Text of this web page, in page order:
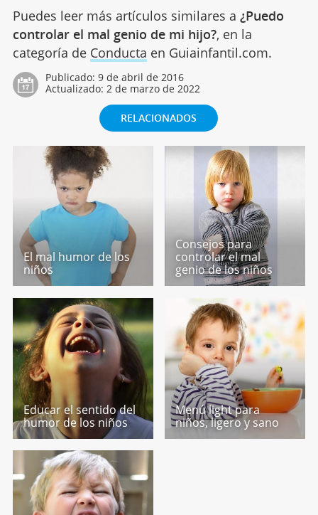
Puedes leer más artículos similares a ¿Puedo
controlar el mal genio de mi hijo?, en la
categoría de Conducta en Guiainfantil.com.
Publicado: 9 de abril de 2016
Actualizado: 2 de marzo de 2022
RELACIONADOS
El mal humor de los
niños
Consejos para
controlar el mal
genio de los niños
Educar el sentido del
humor de los niños
Menú light para
niños, ligero y sano